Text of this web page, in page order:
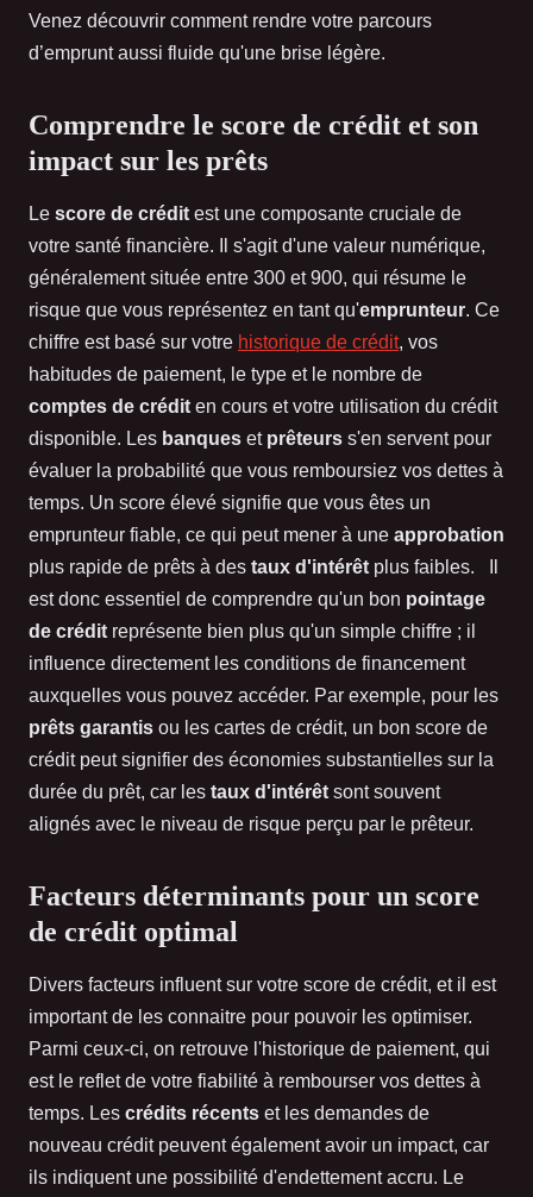
Venez découvrir comment rendre votre parcours
d’emprunt aussi fluide qu'une brise légère.
Comprendre le score de crédit et son
impact sur les prêts
Le score de crédit est une composante cruciale de
votre santé financière. Il s'agit d'une valeur numérique,
généralement située entre 300 et 900, qui résume le
risque que vous représentez en tant qu'emprunteur. Ce
chiffre est basé sur votre historique de crédit, vos
habitudes de paiement, le type et le nombre de
comptes de crédit en cours et votre utilisation du crédit
disponible. Les banques et prêteurs s'en servent pour
évaluer la probabilité que vous remboursiez vos dettes à
temps. Un score élevé signifie que vous êtes un
emprunteur fiable, ce qui peut mener à une approbation
plus rapide de prêts à des taux d'intérêt plus faibles. Il
est donc essentiel de comprendre qu'un bon pointage
de crédit représente bien plus qu'un simple chiffre ; il
influence directement les conditions de financement
auxquelles vous pouvez accéder. Par exemple, pour les
prêts garantis ou les cartes de crédit, un bon score de
crédit peut signifier des économies substantielles sur la
durée du prêt, car les taux d'intérêt sont souvent
alignés avec le niveau de risque perçu par le prêteur.
Facteurs déterminants pour un score
de crédit optimal
Divers facteurs influent sur votre score de crédit, et il est
important de les connaitre pour pouvoir les optimiser.
Parmi ceux-ci, on retrouve l'historique de paiement, qui
est le reflet de votre fiabilité à rembourser vos dettes à
temps. Les crédits récents et les demandes de
nouveau crédit peuvent également avoir un impact, car
ils indiquent une possibilité d'endettement accru. Le